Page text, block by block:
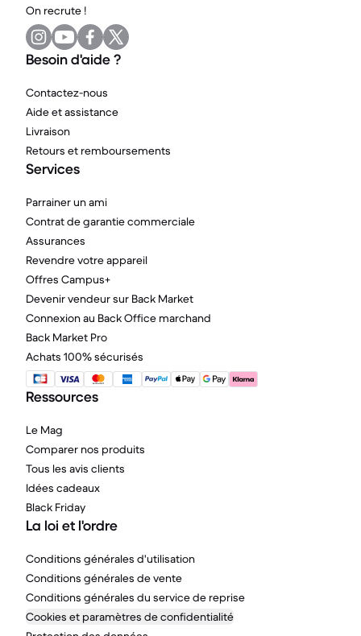
On recrute !
Besoin d'aide ?
Contactez-nous
Aide et assistance
Livraison
Retours et remboursements
Services
Parrainer un ami
Contrat de garantie commerciale
Assurances
Revendre votre appareil
Offres Campus+
Devenir vendeur sur Back Market
Connexion au Back Office marchand
Back Market Pro
Achats 100% sécurisés
Ressources
Le Mag
Comparer nos produits
Tous les avis clients
Idées cadeaux
Black Friday
La loi et l'ordre
Conditions générales d'utilisation
Conditions générales de vente
Conditions générales du service de reprise
Cookies et paramètres de confidentialité